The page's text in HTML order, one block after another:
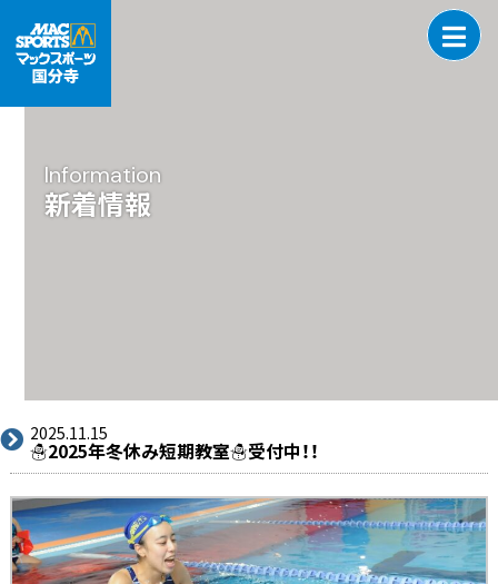
Information
新着情報
2025.11.15
☃2025年冬休み短期教室☃受付中！！